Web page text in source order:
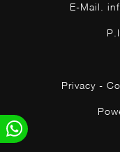
E-Mail.
Privacy -